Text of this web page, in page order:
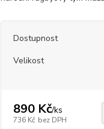
Dostupnost
Velikost
890 Kč/ks
736 Kč bez DPH